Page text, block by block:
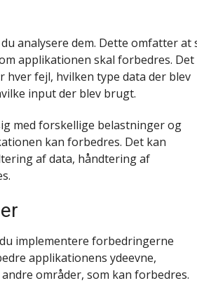
analysere dem. Dette omfatter at
applikationen skal forbedres. Det
fejl, hvilken type data der blev
input der blev brugt.
med forskellige belastninger og
kan forbedres. Det kan
af data, håndtering af
implementere forbedringerne
applikationens ydeevne,
områder, som kan forbedres.